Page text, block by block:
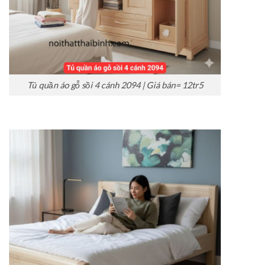
Tủ quần áo gỗ sồi 4 cánh 2094 | Giá bán= 12tr5